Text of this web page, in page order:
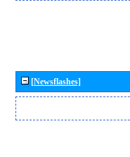
[Newsflashes]